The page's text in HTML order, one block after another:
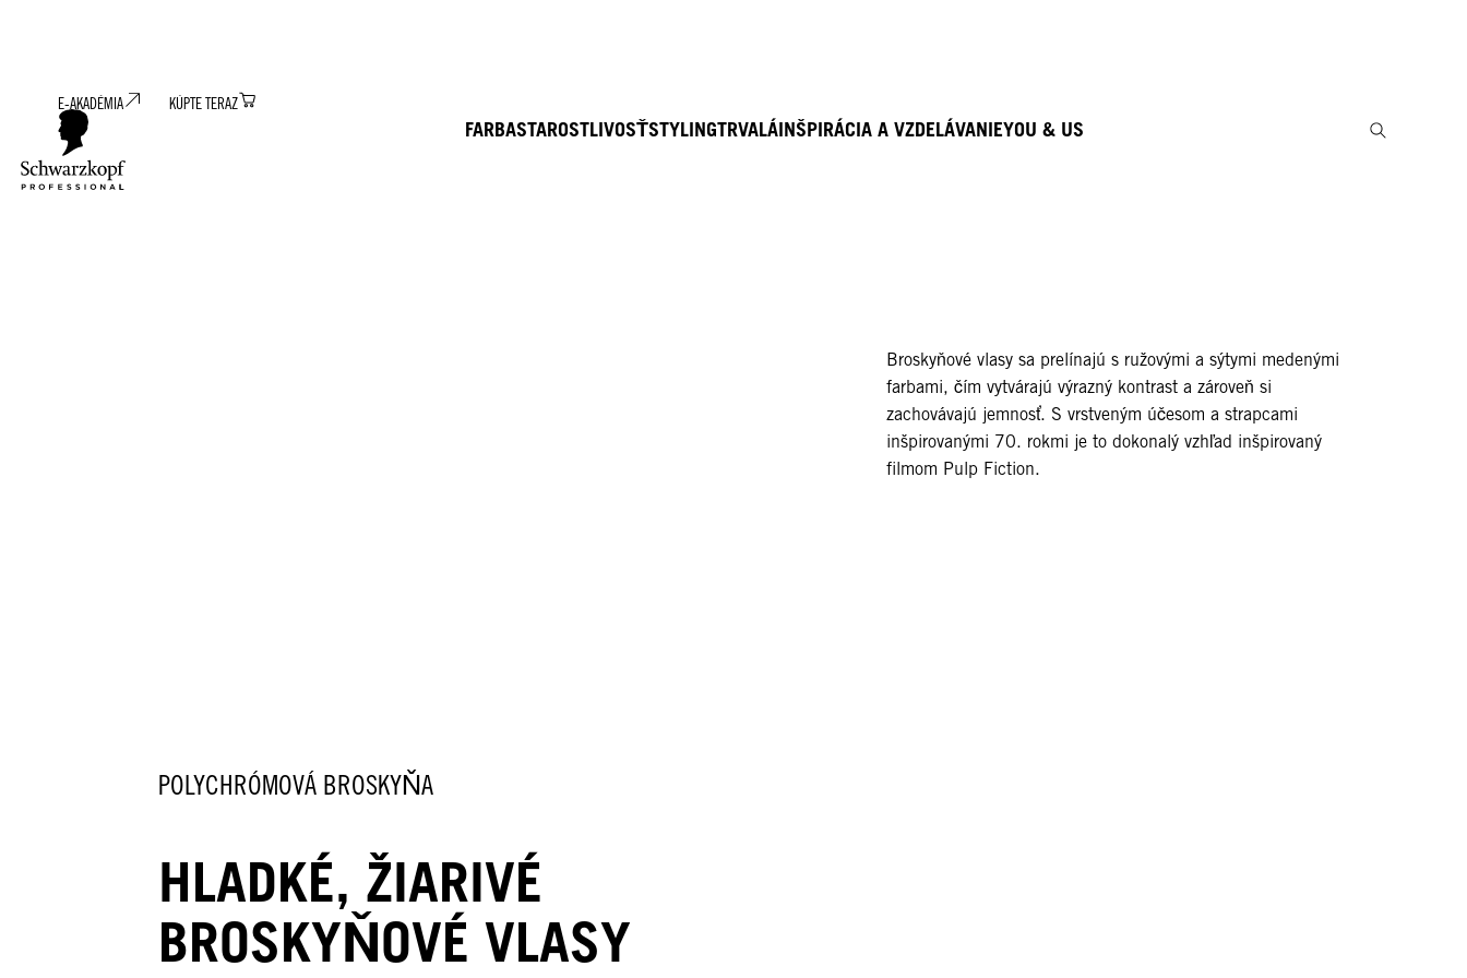
FARBASTAROSTLIVOSŤSTYLINGTRVALÁINŠPIRÁCIA A VZDELÁVANIEYOU & US
E-AKADÉMIA KÚPTE TERAZ
Broskyňové vlasy sa prelínajú s ružovými a sýtymi medenými
farbami, čím vytvárajú výrazný kontrast a zároveň si
zachovávajú jemnosť. S vrstveným účesom a strapcami
inšpirovanými 70. rokmi je to dokonalý vzhľad inšpirovaný
filmom Pulp Fiction.
POLYCHRÓMOVÁ BROSKYŇA
HLADKÉ, ŽIARIVÉ
BROSKYŇOVÉ VLASY